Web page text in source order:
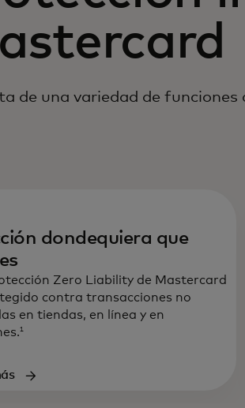
de una variedad de
dondequiera que
Zero Liability de Mastercard
contra transacciones no
en tiendas, en línea y en
1